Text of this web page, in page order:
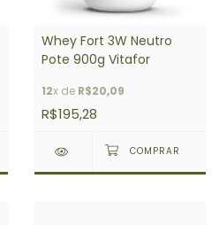
Whey Fort 3W Neutro
Pote 900g Vitafor
12x de R$20,09
R$195,28